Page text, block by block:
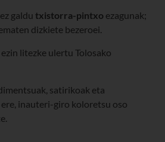
galdu txistorra-pintxo ezagunak;
dizkiete bezeroei.
ezin litezke ulertu Tolosako
satirikoak eta
ere, inauteri-giro koloretsu oso